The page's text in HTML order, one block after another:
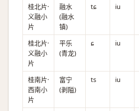
桂北片·
义融小
片
融水
(融水
镇)
tɕ iu
桂北片·
义融小
片
平乐
(青龙)
ɕ iu
桂南片·
西南小
片
富宁
(剥隘)
ts iu